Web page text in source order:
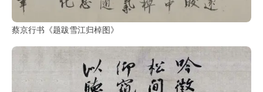
蔡京行书《题跋雪江归棹图》
法
字